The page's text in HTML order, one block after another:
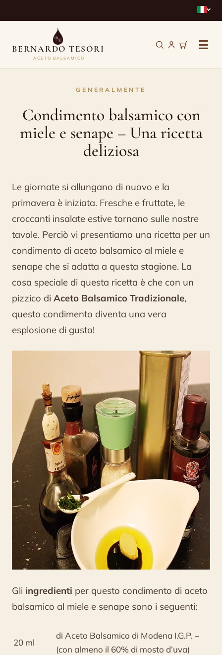
BERNARDO TESORI
ACETO BALSAMICO
☰
con
miele
Una
ricetta
deliziosa
GENERALMENTE
Condimento balsamico con
miele e senape – Una ricetta
deliziosa
Le giornate si allungano di nuovo e la
primavera è iniziata. Fresche e fruttate, le
croccanti insalate estive tornano sulle nostre
tavole. Perciò vi presentiamo una ricetta per un
condimento di aceto balsamico al miele e
senape che si adatta a questa stagione. La
cosa speciale di questa ricetta è che con un
pizzico di Aceto Balsamico Tradizionale,
questo condimento diventa una vera
esplosione di gusto!
Gli ingredienti per questo condimento di aceto
balsamico al miele e senape sono i seguenti:
20 ml
di Aceto Balsamico di Modena I.G.P. –
(con almeno il 60% di mosto d’uva)